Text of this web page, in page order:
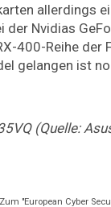
allerdings
der Nvidias
400-Reihe der
gelangen ist
(Quelle:
Zum "European Cyber